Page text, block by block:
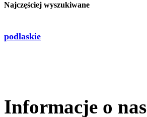
Najczęściej wyszukiwane
podlaskie
Informacje o nas